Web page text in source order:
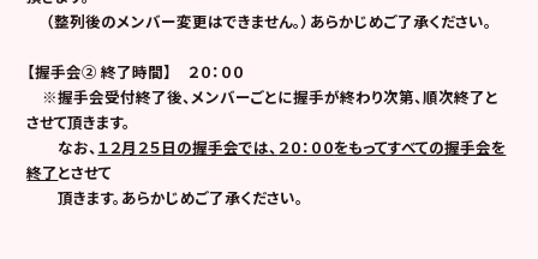
（整列後のメンバー変更はできません。）あらかじめご了承ください。
【握手会② 終了時間】 ２０：００
※握手会受付終了後、メンバーごとに握手が終わり次第、順次終了と
させて頂きます。
なお、 １２月 ２５日の握手会では、 ２０：００をもってすべての握手会を
終了とさせて
頂きます。あらかじめご了承ください。